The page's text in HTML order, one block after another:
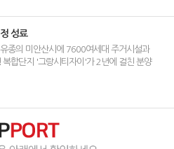
성료
종의 미안산시에 7600여세대 주거시설과
합단지 '그랑시티자이'가 2년에 걸친 분양